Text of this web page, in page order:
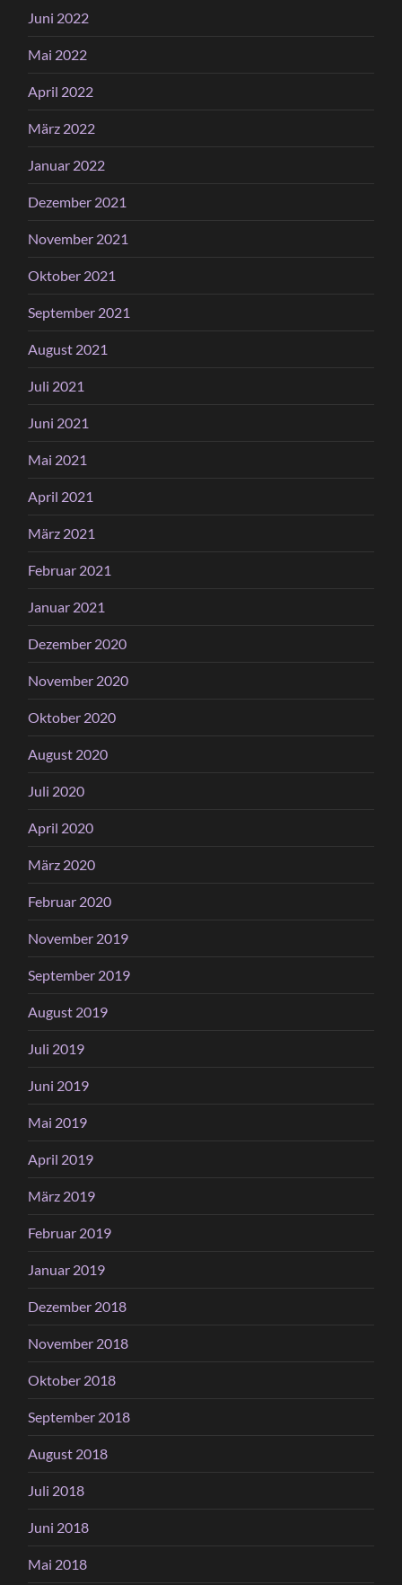
Juni 2022
Mai 2022
April 2022
März 2022
Januar 2022
Dezember 2021
November 2021
Oktober 2021
September 2021
August 2021
Juli 2021
Juni 2021
Mai 2021
April 2021
März 2021
Februar 2021
Januar 2021
Dezember 2020
November 2020
Oktober 2020
August 2020
Juli 2020
April 2020
März 2020
Februar 2020
November 2019
September 2019
August 2019
Juli 2019
Juni 2019
Mai 2019
April 2019
März 2019
Februar 2019
Januar 2019
Dezember 2018
November 2018
Oktober 2018
September 2018
August 2018
Juli 2018
Juni 2018
Mai 2018